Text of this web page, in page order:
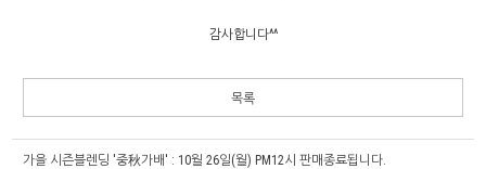
감사합니다^^
목록
가을 시즌블렌딩 '중秋가배' : 10월 26일(월) PM12시 판매종료됩니다.